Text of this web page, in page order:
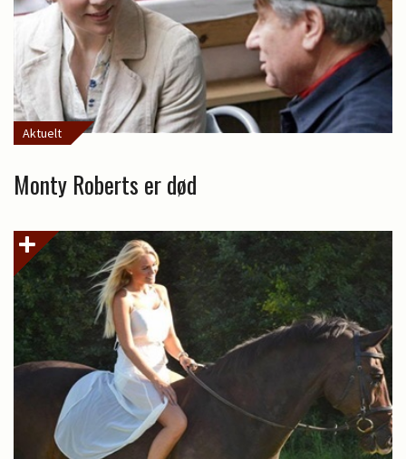
Aktuelt
Monty Roberts er død